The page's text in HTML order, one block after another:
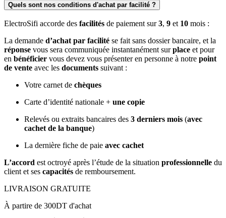
Quels sont nos conditions d'achat par facilité ?
ElectroSifi accorde des facilités de paiement sur3, 9 et 10 mois :
La demande d’achat par facilité se fait sans dossier bancaire, et la
réponse vous sera communiquée instantanément surplace et pour
en bénéficier vous devez vous présenter en personne à notre point
de vente avec les documents suivant :
Votre carnet de chèques
Carte d’identité nationale + une copie
Relevés ou extraits bancaires des 3 derniers mois (avec
cachet de la banque)
La dernière fiche de paie avec cachet
L’accord est octroyé après l’étude de la situation professionnelle du
client et ses capacités de remboursement.
LIVRAISON GRATUITE
À partire de 300DT d'achat